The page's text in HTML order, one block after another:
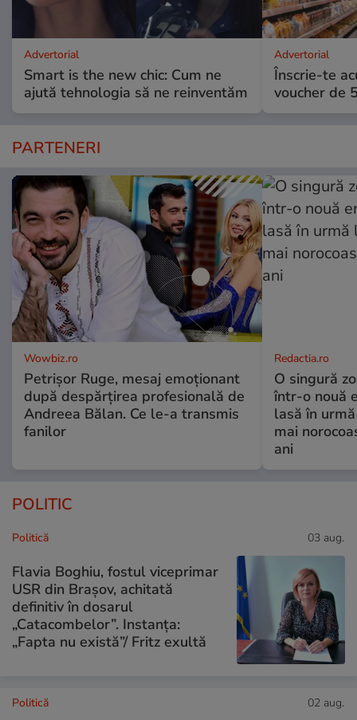
Advertorial
Smart is the new chic: Cum ne
ajută tehnologia să ne reinventăm
Advertorial
Înscrie-te
voucher de
PARTENERI
Wowbiz.ro
Petrișor Ruge, mesaj emoționant
după despărțirea profesională de
Andreea Bălan. Ce le-a transmis
fanilor
Redactia.ro
O singură
într-o nouă
lasă în
mai
ani
POLITIC
Politică 03 aug.
Flavia Boghiu, fostul viceprimar
USR din Brașov, achitată
definitiv în dosarul
„Catacombelor”. Instanța:
„Fapta nu există”/ Fritz exultă
Politică 02 aug.